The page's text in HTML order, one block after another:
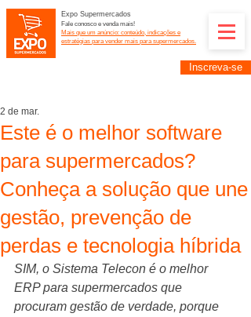
Expo Supermercados
Fale conosco e venda mais!
Mais que um anúncio: conteúdo, indicações e
estratégias para vender mais para supermercados.
Inscreva-se
Este é o melhor software
para supermercados?
Conheça a solução que une
gestão, prevenção de
perdas e tecnologia híbrida
2 de mar.
SIM, o Sistema Telecon é o melhor
ERP para supermercados que
procuram gestão de verdade, porque